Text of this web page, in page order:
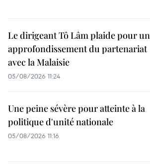
Le dirigeant Tô Lâm plaide pour un
approfondissement du partenariat
avec la Malaisie
05/08/2026 11:24
Une peine sévère pour atteinte à la
politique d'unité nationale
05/08/2026 11:16